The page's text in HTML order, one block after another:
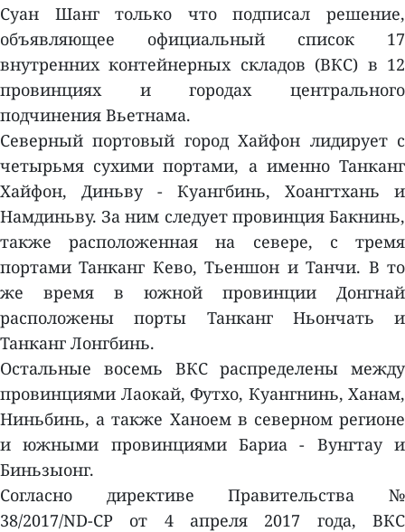
Суан Шанг только что подписал решение,
объявляющее официальный список 17
внутренних контейнерных складов (ВКС) в 12
провинциях и городах центрального
подчинения Вьетнама.
Северный портовый город Хайфон лидирует с
четырьмя сухими портами, а именно Танканг
Хайфон, Диньву - Куангбинь, Хоангтхань и
Намдиньву. За ним следует провинция Бакнинь,
также расположенная на севере, с тремя
портами Танканг Кево, Тьеншон и Танчи. В то
же время в южной провинции Донгнай
расположены порты Танканг Ньончать и
Танканг Лонгбинь.
Остальные восемь ВКС распределены между
провинциями Лаокай, Футхо, Куангнинь, Ханам,
Ниньбинь, а также Ханоем в северном регионе
и южными провинциями Бариа - Вунгтау и
Биньзыонг.
Согласно директиве Правительства №
38/2017/ND-CP от 4 апреля 2017 года, ВКС